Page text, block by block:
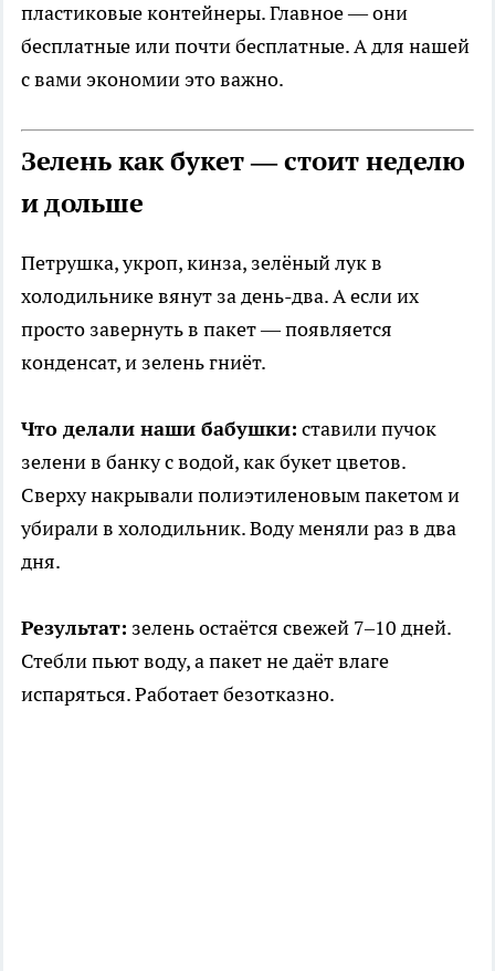
пластиковые контейнеры. Главное — они
бесплатные или почти бесплатные. А для нашей
с вами экономии это важно.
Зелень как букет — стоит неделю
и дольше
Петрушка, укроп, кинза, зелёный лук в
холодильнике вянут за день-два. А если их
просто завернуть в пакет — появляется
конденсат, и зелень гниёт.
Что делали наши бабушки: ставили пучок
зелени в банку с водой, как букет цветов.
Сверху накрывали полиэтиленовым пакетом и
убирали в холодильник. Воду меняли раз в два
дня.
Результат: зелень остаётся свежей 7–10 дней.
Стебли пьют воду, а пакет не даёт влаге
испаряться. Работает безотказно.